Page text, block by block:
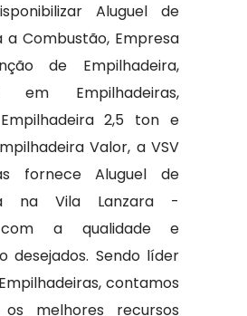
Aluguel de
a Combustão, Empresa
de Empilhadeira,
em Empilhadeiras,
2,5 ton e
Valor, a VSV
fornece Aluguel de
na Vila Lanzara -
com a qualidade e
desejados. Sendo líder
contamos
melhores recursos